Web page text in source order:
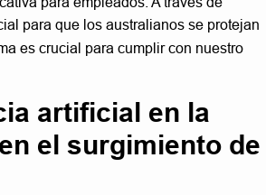
para que los australianos se protejan
es crucial para cumplir con nuestro
artificial en la
el surgimiento de